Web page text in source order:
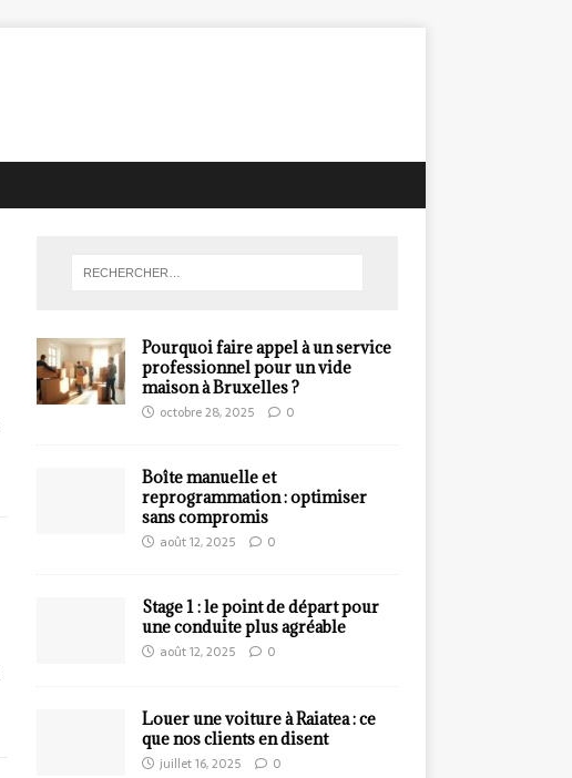
Pourquoi faire appel à un service
professionnel pour un vide
maison à Bruxelles ?
octobre 28, 2025 0
Boîte manuelle et
reprogrammation : optimiser
sans compromis
août 12, 2025 0
Stage 1 : le point de départ pour
une conduite plus agréable
août 12, 2025 0
Louer une voiture à Raiatea : ce
que nos clients en disent
juillet 16, 2025 0